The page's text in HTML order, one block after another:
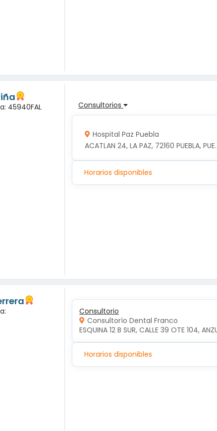
45940FAL Consultorios
Hospital Paz Puebla
ACATLAN 24, LA PAZ, 72160 PUEBLA, PUE.
Horarios disponibles
Consultorio
Consultorío Dental Franco
ESQUINA 12 B SUR, CALLE 39 OTE 104,
Horarios disponibles